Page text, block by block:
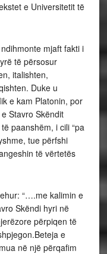
e Universitetit të
mjaft fakti i
të përsosur
italishten,
Duke u
e kam Platonin, por
Stavro Skëndit
paanshëm, i cili “pa
tue përfshi
të vërtetës
“….me kalimin e
Skëndi hyri në
përpiqen të
e
në një përqafim